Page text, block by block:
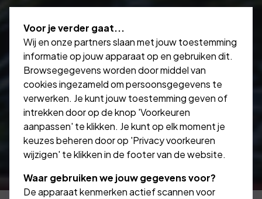
Voor je verder gaat...
Wij en onze partners slaan met jouw toestemming
informatie op jouw apparaat op en gebruiken dit.
Browsegegevens worden door middel van
cookies ingezameld om persoonsgegevens te
verwerken. Je kunt jouw toestemming geven of
intrekken door op de knop 'Voorkeuren
aanpassen' te klikken. Je kunt op elk moment je
keuzes beheren door op 'Privacy voorkeuren
wijzigen' te klikken in de footer van de website.
Waar gebruiken we jouw gegevens voor?
De apparaat kenmerken actief scannen voor